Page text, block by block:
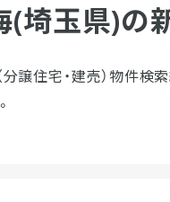
玉県)の
住宅・建売）物件検